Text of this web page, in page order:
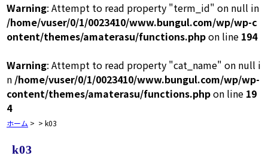
Warning: Attempt to read property "term_id" on null in
/home/vuser/0/1/0023410/www.bungul.com/wp/wp-c
ontent/themes/amaterasu/functions.phpon line 194
Warning: Attempt to read property "cat_name" on null i
n /home/vuser/0/1/0023410/www.bungul.com/wp/wp-
content/themes/amaterasu/functions.phpon line 19
4
ホーム > > k03
k03